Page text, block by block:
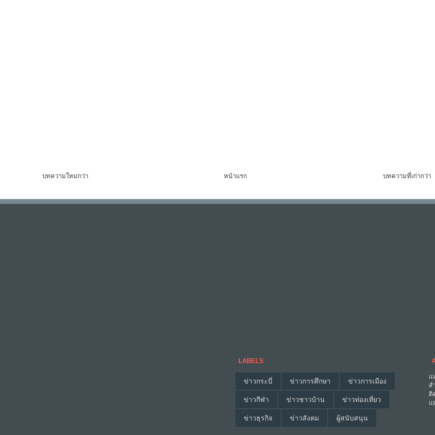
บทความใหม่กว่า บทความที่เก่ากว่า
หน้าแรก
LABELS
ข่าวกระบี่ ข่าวการศึกษา ข่าวการเมือง
ข่าวกีฬา ข่าวชาวบ้าน ข่าวท่องเที่ยว
ข่าวธุรกิจ ข่าวสังคม ผู้สนับสนุน
แ
ส
ติ
แ